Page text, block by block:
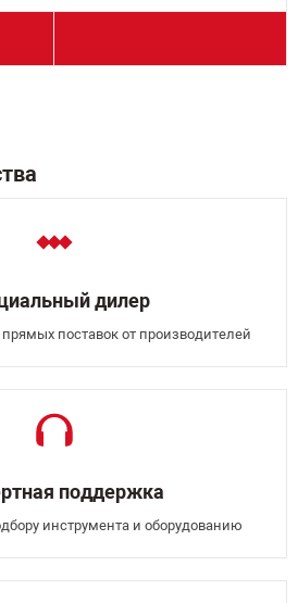
дилер
поставок от производителей
поддержка
инструмента и оборудованию